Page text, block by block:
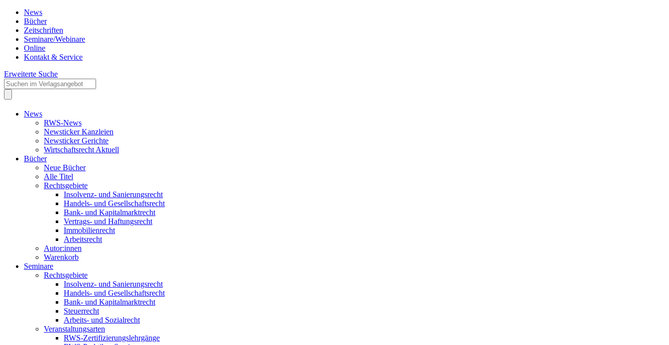
News
Bücher
Zeitschriften
Seminare/Webinare
Online
Kontakt & Service
Erweiterte Suche
News
RWS-News
Newsticker Kanzleien
Newsticker Gerichte
Wirtschaftsrecht Aktuell
Bücher
Neue Bücher
Alle Titel
Rechtsgebiete
Insolvenz- und Sanierungsrecht
Handels- und Gesellschaftsrecht
Bank- und Kapitalmarktrecht
Vertrags- und Haftungsrecht
Immobilienrecht
Arbeitsrecht
Autor:innen
Warenkorb
Seminare
Rechtsgebiete
Insolvenz- und Sanierungsrecht
Handels- und Gesellschaftsrecht
Bank- und Kapitalmarktrecht
Steuerrecht
Arbeits- und Sozialrecht
Veranstaltungsarten
RWS-Zertifizierungslehrgänge